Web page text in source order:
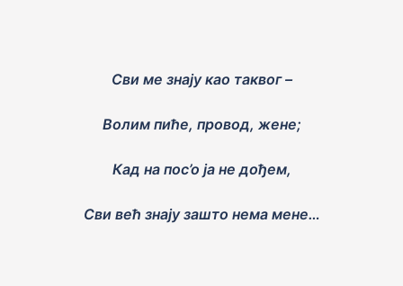
Сви ме знаjу као таквог –
Волим пиће, провод, жене;
Кад на пос’о jа не дођем,
Сви већ знajу зашто нема мене…